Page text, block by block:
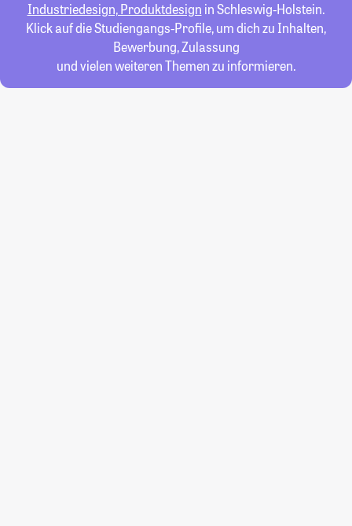
Industriedesign, Produktdesign in Schleswig-Holstein.
Klick auf die Studiengangs-Profile, um dich zu Inhalten,
Bewerbung, Zulassung
und vielen weiteren Themen zu informieren.